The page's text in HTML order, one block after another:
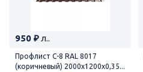
950 ₽ л..
Профлист С-8 RAL 8017
(коричневый) 2000х1200х0,35...